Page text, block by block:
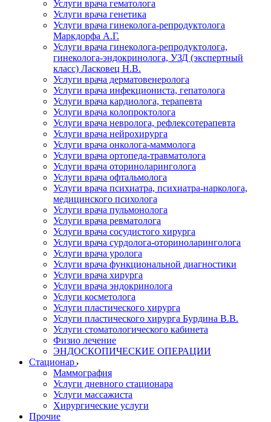
Услуги врача гематолога
Услуги врача генетика
Услуги врача гинеколога-репродуктолога
Маркдорфа А.Г.
Услуги врача гинеколога-репродуктолога,
гинеколога-эндокринолога, УЗД (экспертный
класс) Ласковец Н.В.
Услуги врача дерматовенеролога
Услуги врача инфекциониста, гепатолога
Услуги врача кардиолога, терапевта
Услуги врача колопроктолога
Услуги врача невролога, рефлексотерапевта
Услуги врача нейрохирурга
Услуги врача онколога-маммолога
Услуги врача ортопеда-травматолога
Услуги врача оториноларинголога
Услуги врача офтальмолога
Услуги врача психиатра, психиатра-нарколога,
медицинского психолога
Услуги врача пульмонолога
Услуги врача ревматолога
Услуги врача сосудистого хирурга
Услуги врача сурдолога-оториноларинголога
Услуги врача уролога
Услуги врача функциональной диагностики
Услуги врача хирурга
Услуги врача эндокринолога
Услуги косметолога
Услуги пластического хирурга
Услуги пластического хирурга Бурдина В.В.
Услуги стоматологического кабинета
Физио лечение
ЭНДОСКОПИЧЕСКИЕ ОПЕРАЦИИ
Стационар
Маммография
Услуги дневного стационара
Услуги массажиста
Хирургические услуги
Прочие